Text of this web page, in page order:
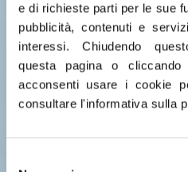
e di richieste parti per le sue
pubblicità, contenuti e
interessi.Chiudendo
questa pagina o cliccando
acconsenti usare i cookie
consultare l'informativa sulla